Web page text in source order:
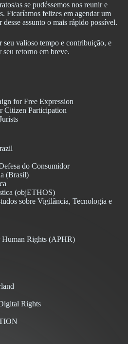
as se pudéssemos nos reunir e
Ficaríamos felizes em agendar um
assunto o mais rápido possível.
valioso tempo e contribuição, e
seu retorno em breve.
for Free Expression
Participation
do Consumidor
(Brasil)
(objETHOS)
sobre Vigilância, Tecnologia e
Rights (APHR)
Rights